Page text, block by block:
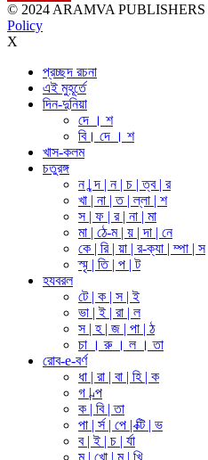
© 2024 ARAMVA PUBLISHERS
Policy
X
প্রচ্ছদ রচনা
এই মুহূর্তে
দিন-দুনিয়া
দে । শ
বি। দে । শ
খাস-কলম
চতুরঙ্গ
ন | ন্দ | ন | চ | ত্ব | র
খা | না | ত | ল্লা | শ
স | ফ | র | না | মা
মা | ঠে-ম | য় | দা | নে
কে | রি | য়া | র-ক্যা | ম্পা | স
স্মৃ | তি | প | ট
হযবরল
টে | ক | স | ই
ভা | ই | রা | ল
স | হ | জ | পা | ঠ
চা । রু । ল । তা
রোব-e-বর্ণ
ধা | রা | বা | হি | ক
গ | ল্প
ক | বি | তা
পা | র্স | পে | ক্টি | ভ
ব | ই | চ | র্যা
মু | খো | মু | খি